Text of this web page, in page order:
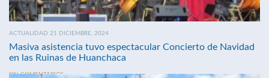
ACTUALIDAD 21 DICIEMBRE, 2024
Masiva asistencia tuvo espectacular Concierto de Navidad
en las Ruinas de Huanchaca
SIN COMENTARIOS